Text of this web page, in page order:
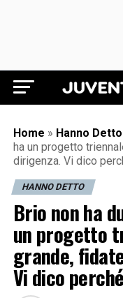
Home » Hanno Detto
ha un progetto
dirigenza. Vi dico
HANNO DETTO
Brio non ha
un progetto
grande,
Vi dico